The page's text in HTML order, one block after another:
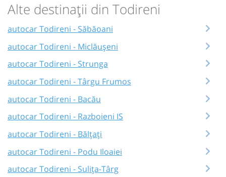
Alte destinații din Todireni
autocar Todireni - Săbăoani
autocar Todireni - Miclăușeni
autocar Todireni - Strunga
autocar Todireni - Târgu Frumos
autocar Todireni - Bacău
autocar Todireni - Razboieni IS
autocar Todireni - Bălțați
autocar Todireni - Podu Iloaiei
autocar Todireni - Sulița-Târg